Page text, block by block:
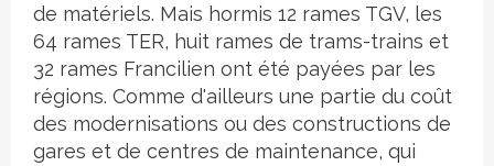
de matériels. Mais hormis 12 rames TGV, les
64 rames TER, huit rames de trams-trains et
32 rames Francilien ont été payées par les
régions. Comme d'ailleurs une partie du coût
des modernisations ou des constructions de
gares et de centres de maintenance, qui